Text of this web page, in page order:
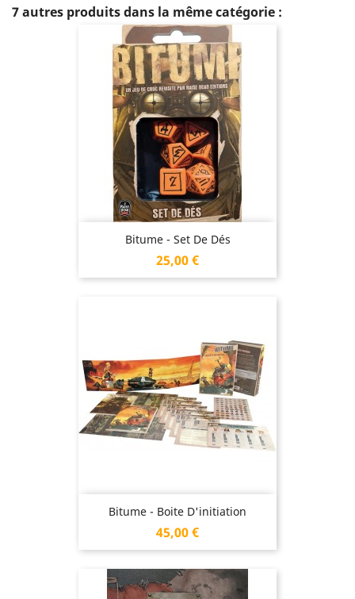
7 autres produits dans la même catégorie :
Bitume - Set De Dés
Prix
25,00 €
Bitume - Boite D'initiation
Prix
45,00 €